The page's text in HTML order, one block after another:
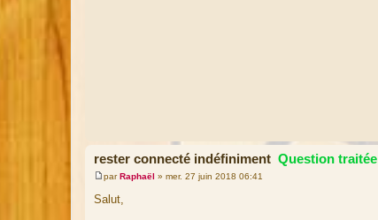
rester connecté indéfiniment Question traitée
M
e
s
parRaphaël » mer. 27 juin 2018 06:41
Salut,